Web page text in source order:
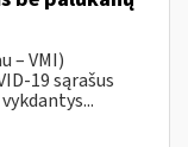
– VMI)
19 sąrašus